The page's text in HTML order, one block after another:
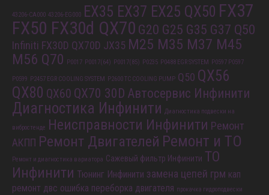
43206-CA000 43206-EG000 EX35 EX37 EX25 QX50 FX37
FX50 FX30d QX70 G20 G25 G35 G37 Q50
Infiniti FX30D QX70D JX35 M25 M35 M37 M45
M56 Q70
P0017 P0017(64) P0017(85) P0235 P0488 EGR SYSTEM P0597 P0597
P0599 P2457 EGR COOLING SYSTEM P2600 TC COOLING PUMP Q50 QX56
QX80 QX60 QX70 30D Автосервис Инфинити
Диагностика Инфинити Диагностика подвески на
вибростенде Неисправности Инфинити Ремонт
АКПП Ремонт Двигателей Ремонт и ТО
Ремонт и диагностика вариатора Сажевый фильтр Инфинити ТО
Инфинити Тюнинг Инфинити замена цепей грм кап
ремонт двс ошибка переборка двигателя прокачка гидроподвески